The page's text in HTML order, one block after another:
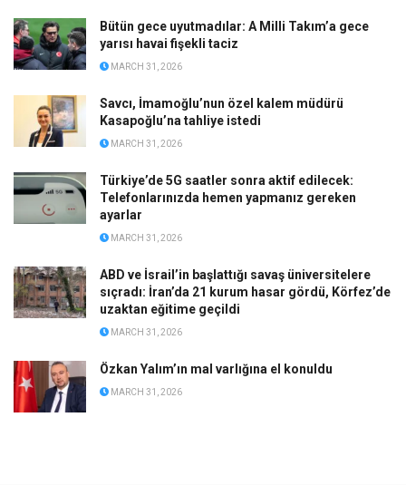
Bütün gece uyutmadılar: A Milli Takım’a gece
yarısı havai fişekli taciz
MARCH 31, 2026
Savcı, İmamoğlu’nun özel kalem müdürü
Kasapoğlu’na tahliye istedi
MARCH 31, 2026
Türkiye’de 5G saatler sonra aktif edilecek:
Telefonlarınızda hemen yapmanız gereken
ayarlar
MARCH 31, 2026
ABD ve İsrail’in başlattığı savaş üniversitelere
sıçradı: İran’da 21 kurum hasar gördü, Körfez’de
uzaktan eğitime geçildi
MARCH 31, 2026
Özkan Yalım’ın mal varlığına el konuldu
MARCH 31, 2026